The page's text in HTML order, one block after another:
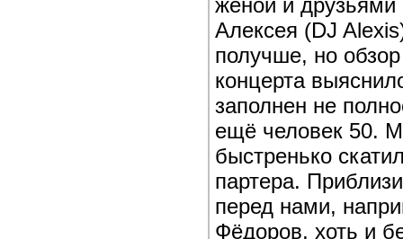
женой и
Алексея (DJ
получше, но
концерта
заполнен не
ещё человек 50.
быстренько
партера.
перед нами,
Фёдоров, хоть и